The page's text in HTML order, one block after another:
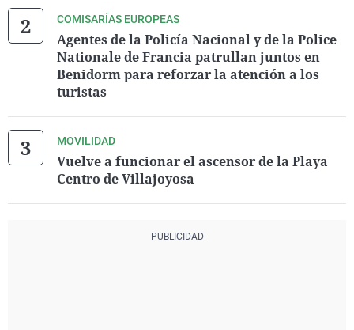
COMISARÍAS EUROPEAS
Agentes de la Policía Nacional y de la Police
Nationale de Francia patrullan juntos en
Benidorm para reforzar la atención a los
turistas
MOVILIDAD
Vuelve a funcionar el ascensor de la Playa
Centro de Villajoyosa